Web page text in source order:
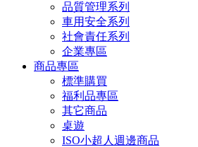
品質管理系列
車用安全系列
社會責任系列
企業專區
商品專區
標準購買
福利品專區
其它商品
桌遊
ISO小超人週邊商品